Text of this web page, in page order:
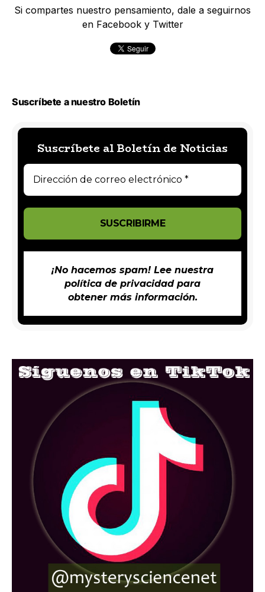
Si compartes nuestro pensamiento, dale a seguirnos
en Facebook y Twitter
Suscríbete a nuestro Boletín
Suscríbete al Boletín de Noticias
¡No hacemos spam! Lee nuestra
política de privacidadpara
obtener más información.